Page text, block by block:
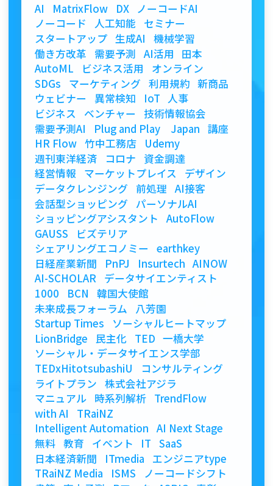
AI MatrixFlow DX
ノーコードAI
ノーコード
人工知能
セミナー
スタートアップ 生成AI
機械学習
働き方改革
需要予測 AI活用
田本
AutoML
ビジネス活用
オンライン
SDGs
マーケティング 利用規約 新商品
ウェビナー
異常検知 IoT 人事
ビジネス
ベンチャー
技術情報協会
需要予測AI
Plug and Play Japan 講座
HR Flow 竹中工務店
Udemy
週刊東洋経済
コロナ
資金調達
経営情報 マーケットプレイス
デザイン
データクレンジング 前処理 AI接客
会話型ショッピング
パーソナルAI
ショッピングアシスタント
AutoFlow
GAUSS
ビズテリア
シェアリングエコノミー
earthkey
日経産業新聞
PnPJ Insurtech AINOW
AI-SCHOLAR データサイエンティスト
1000
BCN
韓国大使館
未来成長フォーラム
八芳園
Startup Times
ソーシャルヒートマップ
LionBridge 民主化 TED 一橋大学
ソーシャル・データサイエンス学部
TEDxHitotsubashiU
コンサルティング
ライトプラン 株式会社アジラ
マニュアル 時系列解析 TrendFlow
with AI
TRaiNZ
Intelligent Automation AI Next Stage
無料 教育 イベント IT SaaS
日本経済新聞
ITmedia
エンジニアtype
TRaiNZ Media
ISMS
ノーコードシフト